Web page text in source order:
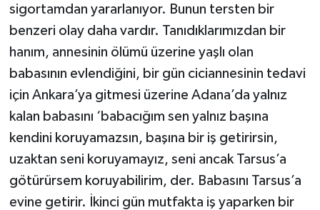
sigortamdan yararlanıyor. Bunun tersten bir
benzeri olay daha vardır. Tanıdıklarımızdan bir
hanım, annesinin ölümü üzerine yaşlı olan
babasının evlendiğini, bir gün ciciannesinin tedavi
için Ankara’ya gitmesi üzerine Adana’da yalnız
kalan babasını ‘babacığım sen yalnız başına
kendini koruyamazsın, başına bir iş getirirsin,
uzaktan seni koruyamayız, seni ancak Tarsus’a
götürürsem koruyabilirim, der. Babasını Tarsus’a
evine getirir. İkinci gün mutfakta iş yaparken bir